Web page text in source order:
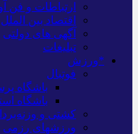
ارتباطات و فن
اقتصاد بین الملل
آگهی های دولتی
تبلیغات
*ورزش
فوتبال
باشگاه
باشگاه
کشتی و
ورزشهای رزمی